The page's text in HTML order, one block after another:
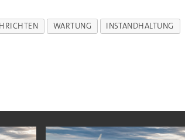
WARTUNG INSTANDHALTUNG